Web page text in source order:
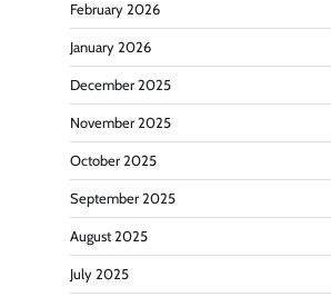
February 2026
January 2026
December 2025
November 2025
October 2025
September 2025
August 2025
July 2025